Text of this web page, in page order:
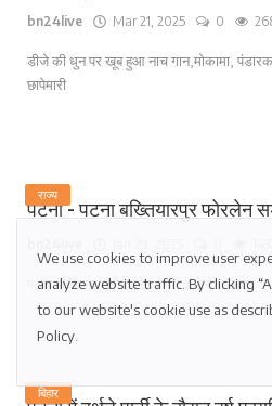
bn24live Mar 21, 2025 0
डीजे की धुन पर खूब हुआ नाच गान,मोकामा,
छापेमारी
राज्य
पटना - पटना बख्तियारपुर फोरलेन
पटना बख्तियारपुर फोरलेन गेंहू लदा ट्रक पलटा
बिहार
We use cookies to improve user
analyze website traffic. By clicking
to our website's cookie use as
Policy